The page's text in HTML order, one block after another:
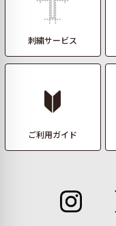
刺繍サービス
ご利用ガイド